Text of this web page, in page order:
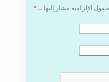
الإلزامية مشار إليها بـ *